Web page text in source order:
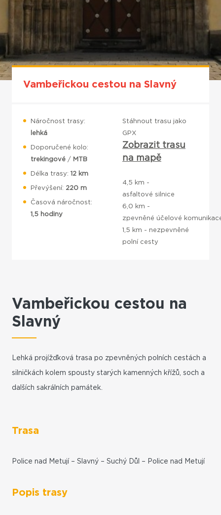
Vambeřickou cestou na Slavný
Náročnost trasy:
lehká
Doporučené kolo:
trekingové / MTB
Délka trasy: 12 km
Převýšení: 220 m
Časová náročnost:
1,5 ​ hodiny
Stáhnout trasu jako
GPX
Zobrazit trasu
na mapě
4,5 km -
asfaltové silnice
6,0 km -
zpevněné účelové
1,5 km - nezpevněné
polní cesty
Vambeřickou cestou na
Slavný
Lehká projížďková trasa po zpevněných polních cestách a
silničkách kolem spousty starých kamenných křížů, soch a
dalších sakrálních památek.
Trasa
Police nad Metují – Slavný – Suchý Důl – Police nad Metují
Popis trasy